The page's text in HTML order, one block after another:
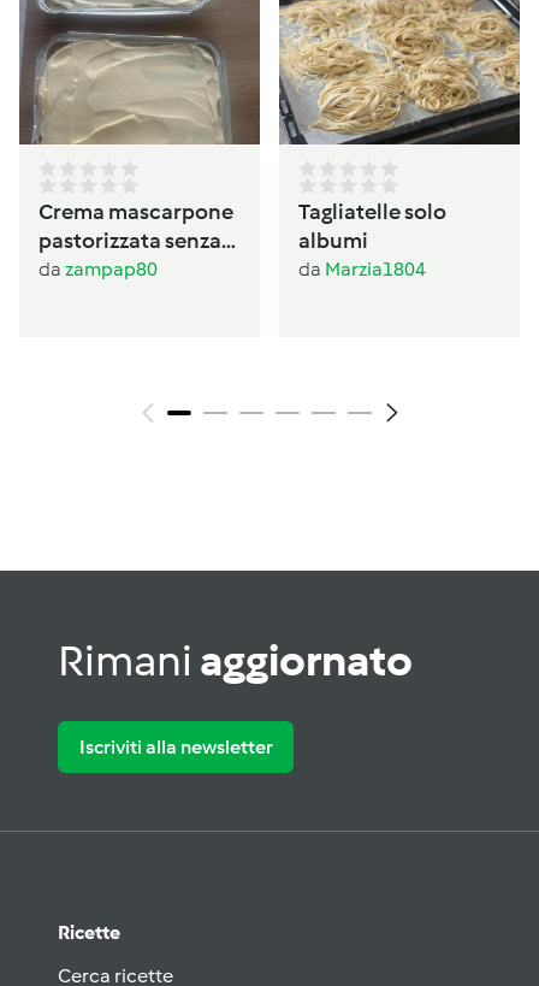
Crema mascarpone
pastorizzata senza
panna
da zampap80
Tagliatelle solo
albumi
da Marzia1804
Rimani aggiornato
Iscriviti alla newsletter
Ricette
Cerca ricette